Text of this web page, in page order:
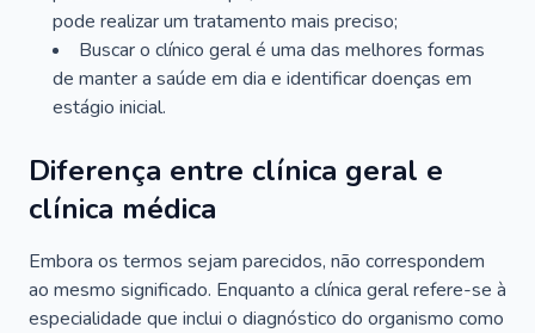
pode realizar um tratamento mais preciso;
Buscar o clínico geral é uma das melhores formas
de manter a saúde em dia e identificar doenças em
estágio inicial.
Diferença entre clínica geral e
clínica médica
Embora os termos sejam parecidos, não correspondem
ao mesmo significado. Enquanto a clínica geral refere-se à
especialidade que inclui o diagnóstico do organismo como